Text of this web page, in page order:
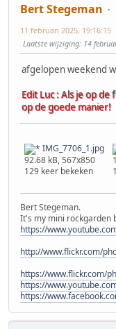
Bert Stegeman
11 februari 2025, 19:16:15
Laatste wijziging: 14
afgelopen weekend
Edit Luc : Als je op
op de goede manier!
IMG_7706_1.jpg
92.68 kB, 567x850
129 keer bekeken
Bert Stegeman.
It's my mini rockgarden
https://
http://www.flickr.com/
https://www.flickr.com/
https://
https://